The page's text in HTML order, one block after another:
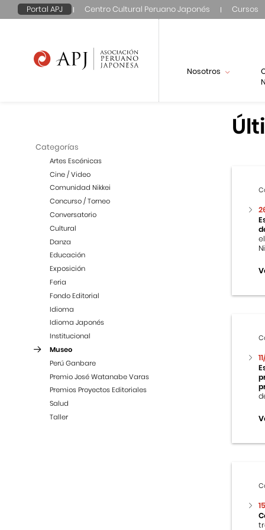
Portal APJ Centro Cultural Peruano Japonés Cursos
Nosotros
Categorías
Artes Escénicas
Cine / Video
Comunidad Nikkei
Concurso / Torneo
Conversatorio
Cultural
Danza
Educación
Exposición
Feria
Fondo Editorial
Idioma
Idioma Japonés
Institucional
Museo
Perú Ganbare
Premio José Watanabe Varas
Premios Proyectos Editoriales
Salud
Taller